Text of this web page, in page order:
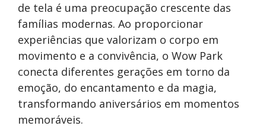
de tela é uma preocupação crescente das
famílias modernas. Ao proporcionar
experiências que valorizam o corpo em
movimento e a convivência, o Wow Park
conecta diferentes gerações em torno da
emoção, do encantamento e da magia,
transformando aniversários em momentos
memoráveis.